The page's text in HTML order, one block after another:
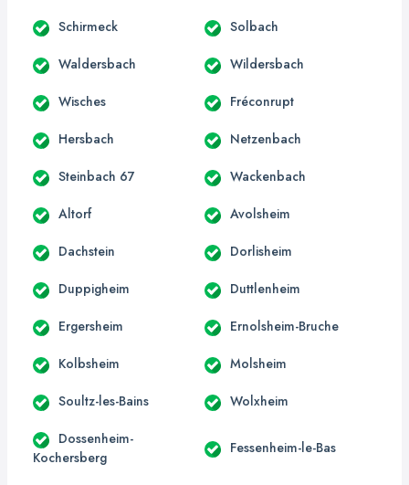
Schirmeck Solbach
Waldersbach Wildersbach
Wisches Fréconrupt
Hersbach Netzenbach
Steinbach 67 Wackenbach
Altorf Avolsheim
Dachstein Dorlisheim
Duppigheim Duttlenheim
Ergersheim Ernolsheim-Bruche
Kolbsheim Molsheim
Soultz-les-Bains Wolxheim
Dossenheim-
Kochersberg
Fessenheim-le-Bas